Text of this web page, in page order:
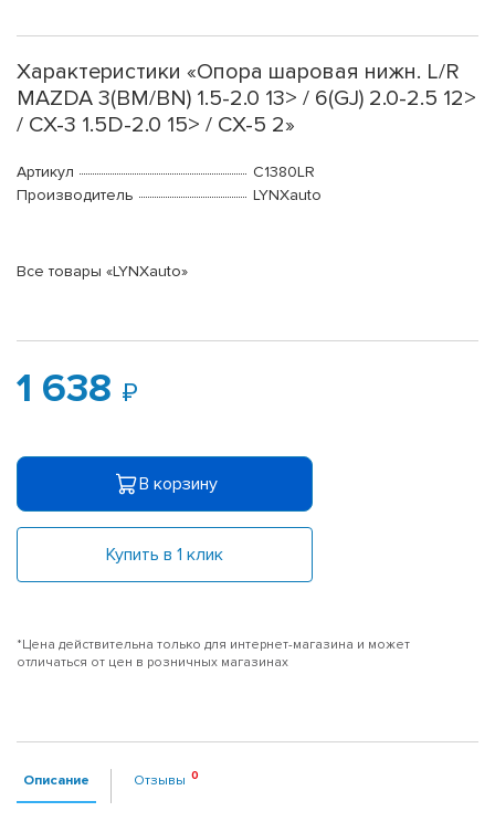
Характеристики «Опора шаровая нижн. L/R
MAZDA 3(BM/BN) 1.5-2.0 13> / 6(GJ) 2.0-2.5 12>
/ CX-3 1.5D-2.0 15> / CX-5 2»
Артикул
C1380LR
Производитель
LYNXauto
Все товары «LYNXauto»
1 638
В корзину
Купить в 1 клик
*Цена действительна только для интернет-магазина и может
отличаться от цен в розничных магазинах
Описание Отзывы